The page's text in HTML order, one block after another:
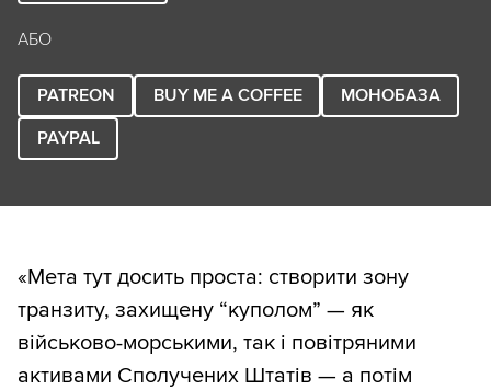
АБО
PATREON BUY ME A COFFEE
МОНОБАЗА
PAYPAL
«Мета тут досить проста: створити зону
транзиту, захищену “куполом” — як
військово-морськими, так і повітряними
активами Сполучених Штатів — а потім